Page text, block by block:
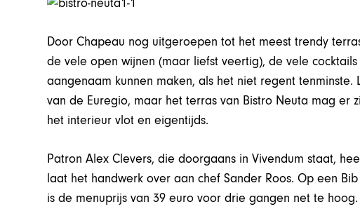
Door Chapeau nog uitgeroepen tot het meest trendy
de vele open wijnen (maar liefst veertig), de vele
aangenaam kunnen maken, als het niet regent
van de Euregio, maar het terras van Bistro Neuta mag er
het interieur vlot en eigentijds.
Patron Alex Clevers, die doorgaans in Vivendum staat,
laat het handwerk over aan chef Sander Roos. Op een
is de menuprijs van 39 euro voor drie gangen net te